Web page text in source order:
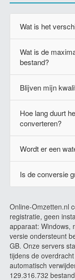
Wat is het
Wat is de
bestand?
Blijven mijn
Hoe lang duurt
converteren?
Wordt er een
Is de conversie
Online-Omzetten.nl
registratie, geen
apparaat: Windows,
versie ondersteunt
GB. Onze servers
tijdens de
automatisch
129.316.732